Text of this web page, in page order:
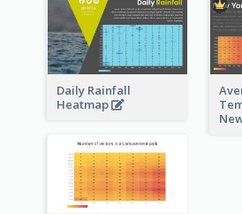
Daily Rainfall
Heatmap